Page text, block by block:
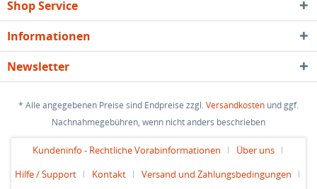
Shop Service
Informationen
Newsletter
* Alle angegebenen Preise sind Endpreise zzgl.Versandkosten und ggf.
Nachnahmegebühren, wenn nicht anders beschrieben
Kundeninfo - Rechtliche Vorabinformationen
Über uns
Hilfe / Support
Kontakt
Versand und Zahlungsbedingungen